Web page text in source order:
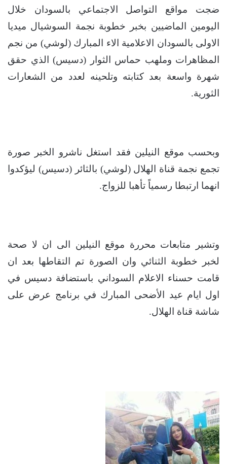
ضجت مواقع التواصل الاجتماعي بالسودان خلال
اليومين الماضيين بخبر خطوبة نجمة السوشيال ميديا
الاولى بالسودان الاعلامية الاء المبارك (لوشي) من نجم
المظاهرات وملهب حماس الثوار (دسيس) الذي حقق
شهرة واسعة بعد كتابته وتلحينه لعدد من الشعارات
الثورية.
وبحسب موقع النيلين فقد استغل ناشرو الخبر صورة
تجمع نجمة قناة الهلال (لوشي) بالثائر (دسيس) ليؤكدوا
انهما ارتبطا رسمياً تأهبا للزواج.
وتشير متابعات محررة موقع النيلين الى ان لا صحة
لخبر خطوبة الثنائي وان الصورة تم التقاطها بعد ان
قامت حسناء الاعلام السوداني باستضافة دسيس في
اول ايام عيد الأضحى المبارك في برنامج عرض على
شاشة قناة الهلال.